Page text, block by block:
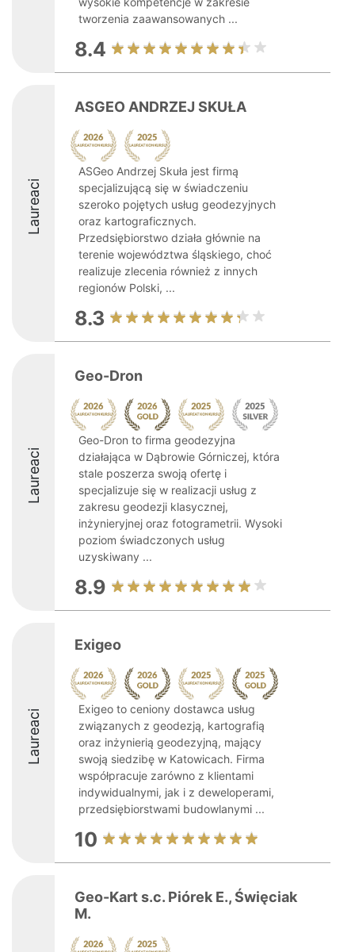
tworzenia zaawansowanych ...
8.4
Laureaci
ASGEO ANDRZEJ SKUŁA
ASGeo Andrzej Skuła jest firmą
specjalizującą się w świadczeniu
szeroko pojętych usług geodezyjnych
oraz kartograficznych.
Przedsiębiorstwo działa głównie na
terenie województwa śląskiego, choć
realizuje zlecenia również z innych
regionów Polski, ...
8.3
Laureaci
Geo-Dron
Geo-Dron to firma geodezyjna
działająca w Dąbrowie Górniczej, która
stale poszerza swoją ofertę i
specjalizuje się w realizacji usług z
zakresu geodezji klasycznej,
inżynieryjnej oraz fotogrametrii. Wysoki
poziom świadczonych usług
uzyskiwany ...
8.9
Laureaci
Exigeo
Exigeo to ceniony dostawca usług
związanych z geodezją, kartografią
oraz inżynierią geodezyjną, mający
swoją siedzibę w Katowicach. Firma
współpracuje zarówno z klientami
indywidualnymi, jak i z deweloperami,
przedsiębiorstwami budowlanymi ...
10
Geo-Kart s.c. Piórek E., Święciak
M.